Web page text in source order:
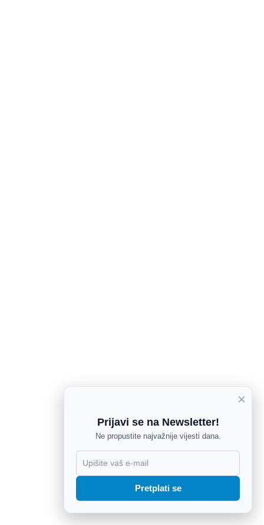
×
Prijavi se na Newsletter!
Ne propustite najvažnije vijesti dana.
Pretplati se